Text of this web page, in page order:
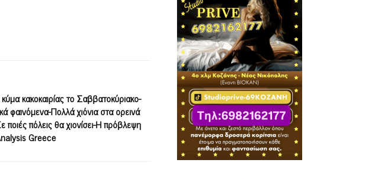
κακοκαιρίας το Σαββατοκύριακο-
φαινόμενα-Πολλά χιόνια στα ορεινά
πόλεις θα χιονίσει-Η πρόβλεψη
Greece